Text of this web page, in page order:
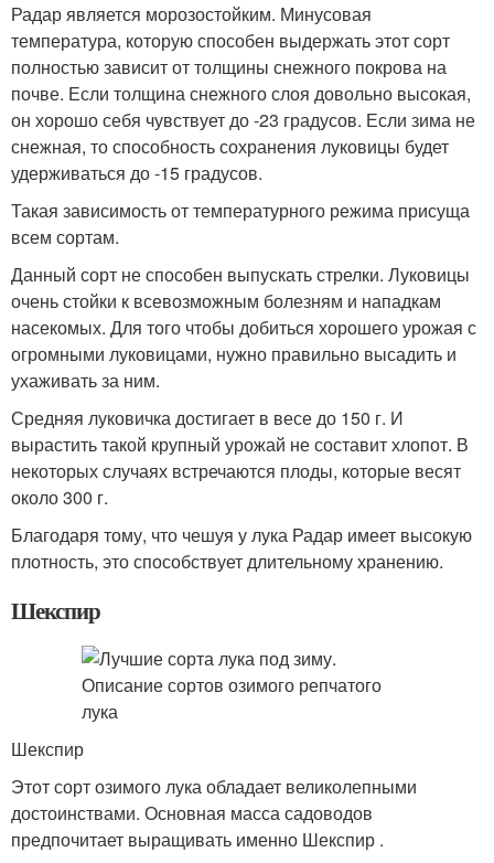
Радар является морозостойким. Минусовая
температура, которую способен выдержать этот сорт
полностью зависит от толщины снежного покрова на
почве. Если толщина снежного слоя довольно высокая,
он хорошо себя чувствует до -23 градусов. Если зима не
снежная, то способность сохранения луковицы будет
удерживаться до -15 градусов.
Такая зависимость от температурного режима присуща
всем сортам.
Данный сорт не способен выпускать стрелки. Луковицы
очень стойки к всевозможным болезням и нападкам
насекомых. Для того чтобы добиться хорошего урожая с
огромными луковицами, нужно правильно высадить и
ухаживать за ним.
Средняя луковичка достигает в весе до 150 г. И
вырастить такой крупный урожай не составит хлопот. В
некоторых случаях встречаются плоды, которые весят
около 300 г.
Благодаря тому, что чешуя у лука Радар имеет высокую
плотность, это способствует длительному хранению.
Шекспир
Шекспир
Этот сорт озимого лука обладает великолепными
достоинствами. Основная масса садоводов
предпочитает выращивать именно Шекспир .